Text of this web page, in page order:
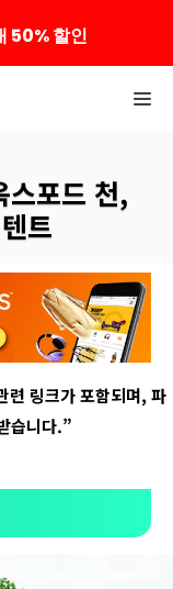
스포드 천,
트
련 링크가 포함되며, 파
습니다.”
50% 할인